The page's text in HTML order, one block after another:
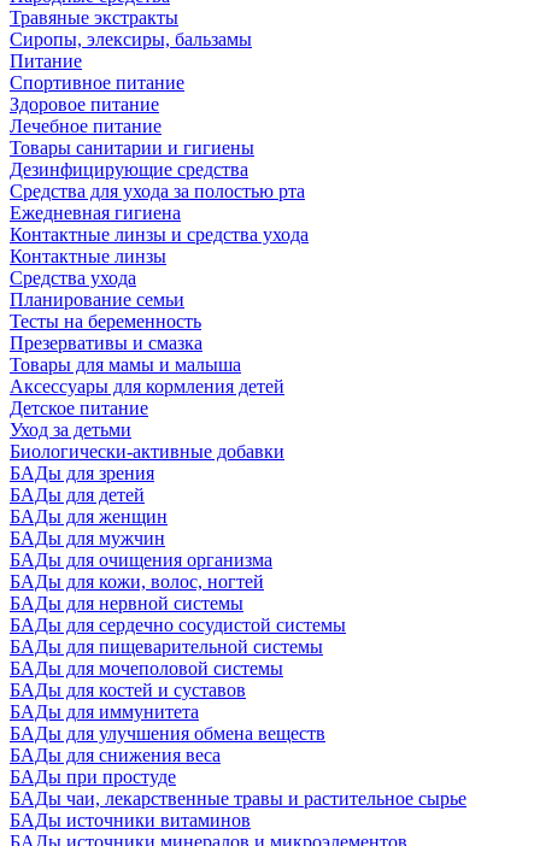
Травяные экстракты
Сиропы, элексиры, бальзамы
Питание
Спортивное питание
Здоровое питание
Лечебное питание
Товары санитарии и гигиены
Дезинфицирующие средства
Средства для ухода за полостью рта
Ежедневная гигиена
Контактные линзы и средства ухода
Контактные линзы
Средства ухода
Планирование семьи
Тесты на беременность
Презервативы и смазка
Товары для мамы и малыша
Аксессуары для кормления детей
Детское питание
Уход за детьми
Биологически-активные добавки
БАДы для зрения
БАДы для детей
БАДы для женщин
БАДы для мужчин
БАДы для очищения организма
БАДы для кожи, волос, ногтей
БАДы для нервной системы
БАДы для сердечно сосудистой системы
БАДы для пищеварительной системы
БАДы для мочеполовой системы
БАДы для костей и суставов
БАДы для иммунитета
БАДы для улучшения обмена веществ
БАДы для снижения веса
БАДы при простуде
БАДы чаи, лекарственные травы и растительное сырье
БАДы источники витаминов
БАДы источники минералов и микроэлементов